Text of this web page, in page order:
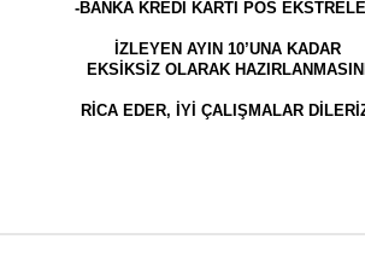
-BANKA KREDİ KARTI POS
İZLEYEN AYIN 10’UNA KADAR
EKSİKSİZ OLARAK HAZIRLANMASINI
RİCA EDER, İYİ ÇALIŞMALAR